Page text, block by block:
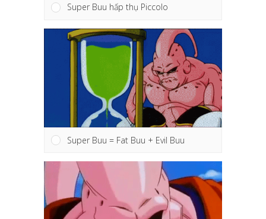
Super Buu hấp thụ Piccolo
Super Buu = Fat Buu + Evil Buu